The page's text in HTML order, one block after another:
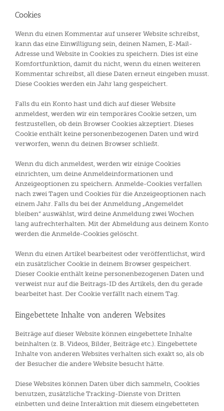
Cookies
Wenn du einen Kommentar auf unserer Website schreibst,
kann das eine Einwilligung sein, deinen Namen, E-Mail-
Adresse und Website in Cookies zu speichern. Dies ist eine
Komfortfunktion, damit du nicht, wenn du einen weiteren
Kommentar schreibst, all diese Daten erneut eingeben musst.
Diese Cookies werden ein Jahr lang gespeichert.
Falls du ein Konto hast und dich auf dieser Website
anmeldest, werden wir ein temporäres Cookie setzen, um
festzustellen, ob dein Browser Cookies akzeptiert. Dieses
Cookie enthält keine personenbezogenen Daten und wird
verworfen, wenn du deinen Browser schließt.
Wenn du dich anmeldest, werden wir einige Cookies
einrichten, um deine Anmeldeinformationen und
Anzeigeoptionen zu speichern. Anmelde-Cookies verfallen
nach zwei Tagen und Cookies für die Anzeigeoptionen nach
einem Jahr. Falls du bei der Anmeldung „Angemeldet
bleiben“ auswählst, wird deine Anmeldung zwei Wochen
lang aufrechterhalten. Mit der Abmeldung aus deinem Konto
werden die Anmelde-Cookies gelöscht.
Wenn du einen Artikel bearbeitest oder veröffentlichst, wird
ein zusätzlicher Cookie in deinem Browser gespeichert.
Dieser Cookie enthält keine personenbezogenen Daten und
verweist nur auf die Beitrags-ID des Artikels, den du gerade
bearbeitet hast. Der Cookie verfällt nach einem Tag.
Eingebettete Inhalte von anderen Websites
Beiträge auf dieser Website können eingebettete Inhalte
beinhalten (z. B. Videos, Bilder, Beiträge etc.). Eingebettete
Inhalte von anderen Websites verhalten sich exakt so, als ob
der Besucher die andere Website besucht hätte.
Diese Websites können Daten über dich sammeln, Cookies
benutzen, zusätzliche Tracking-Dienste von Dritten
einbetten und deine Interaktion mit diesem eingebetteten